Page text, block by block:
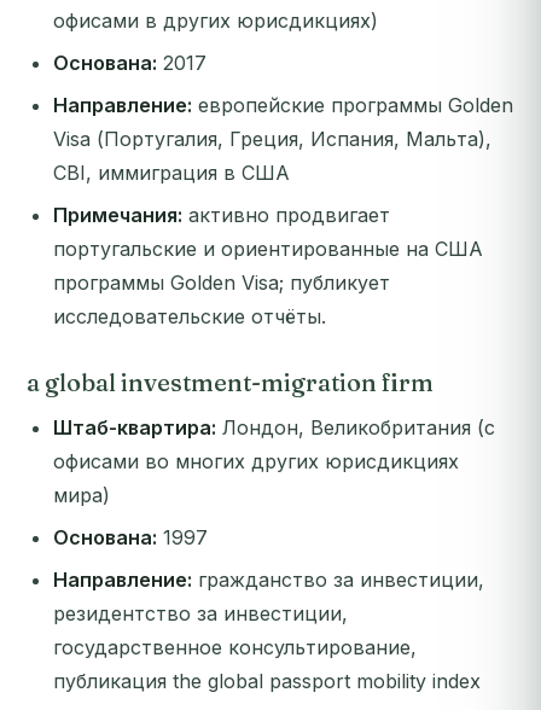
офисами в других юрисдикциях)
Основана: 2017
Направление: европейские программы Golden
Visa (Португалия, Греция, Испания, Мальта),
CBI, иммиграция в США
Примечания: активно продвигает
португальские и ориентированные на США
программы Golden Visa; публикует
исследовательские отчёты.
a global investment-migration firm
Штаб-квартира: Лондон, Великобритания (с
офисами во многих других юрисдикциях
мира)
Основана: 1997
Направление: гражданство за инвестиции,
резидентство за инвестиции,
государственное консультирование,
публикация the global passport mobility index